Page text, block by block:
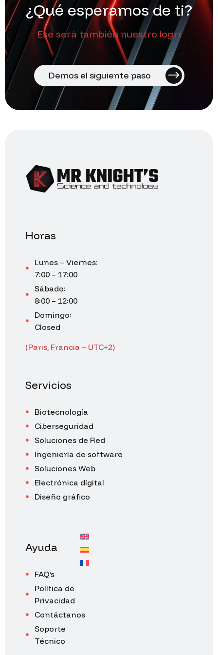
¿Qué esperamos de ti?
Ese será también nuestro logro
Demos el siguiente paso
Horas
Lunes – Viernes:
7:00 – 17:00
Sábado:
8:00 – 12:00
Domingo:
Closed
(Paris, Francia – UTC+2)
Servicios
Biotecnología
Ciberseguridad
Soluciones de Red
Ingeniería de software
Soluciones Web
Electrónica dígital
Diseño gráfico
Ayuda
FAQ’s
Política de
Privacidad
Contáctanos
Soporte
Técnico